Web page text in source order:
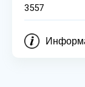
3557